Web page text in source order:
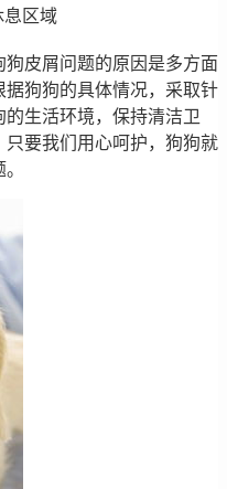
息区域
皮屑问题的原因是多方面
狗狗的具体情况，采取针
生活环境，保持清洁卫
要我们用心呵护，狗狗就